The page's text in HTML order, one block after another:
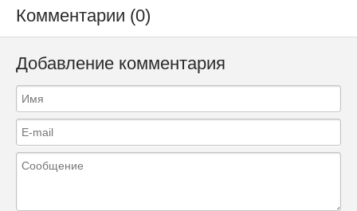
Комментарии (0)
Добавление комментария